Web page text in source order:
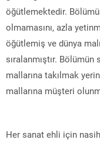
öğütlemektedir.
olmamasını, azla
öğütlemiş ve dünya
sıralanmıştır.
mallarına takılmak
mallarına müşteri
Her sanat ehli için